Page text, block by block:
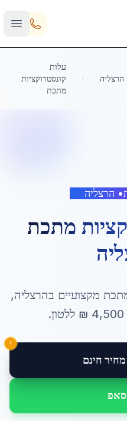
הרצליה
עלות
קונסטרוקציות
מתכת
• הרצליה
מתכת
מקצועיים בהרצליה,
4,500 ₪ ללטון.
חינם
!